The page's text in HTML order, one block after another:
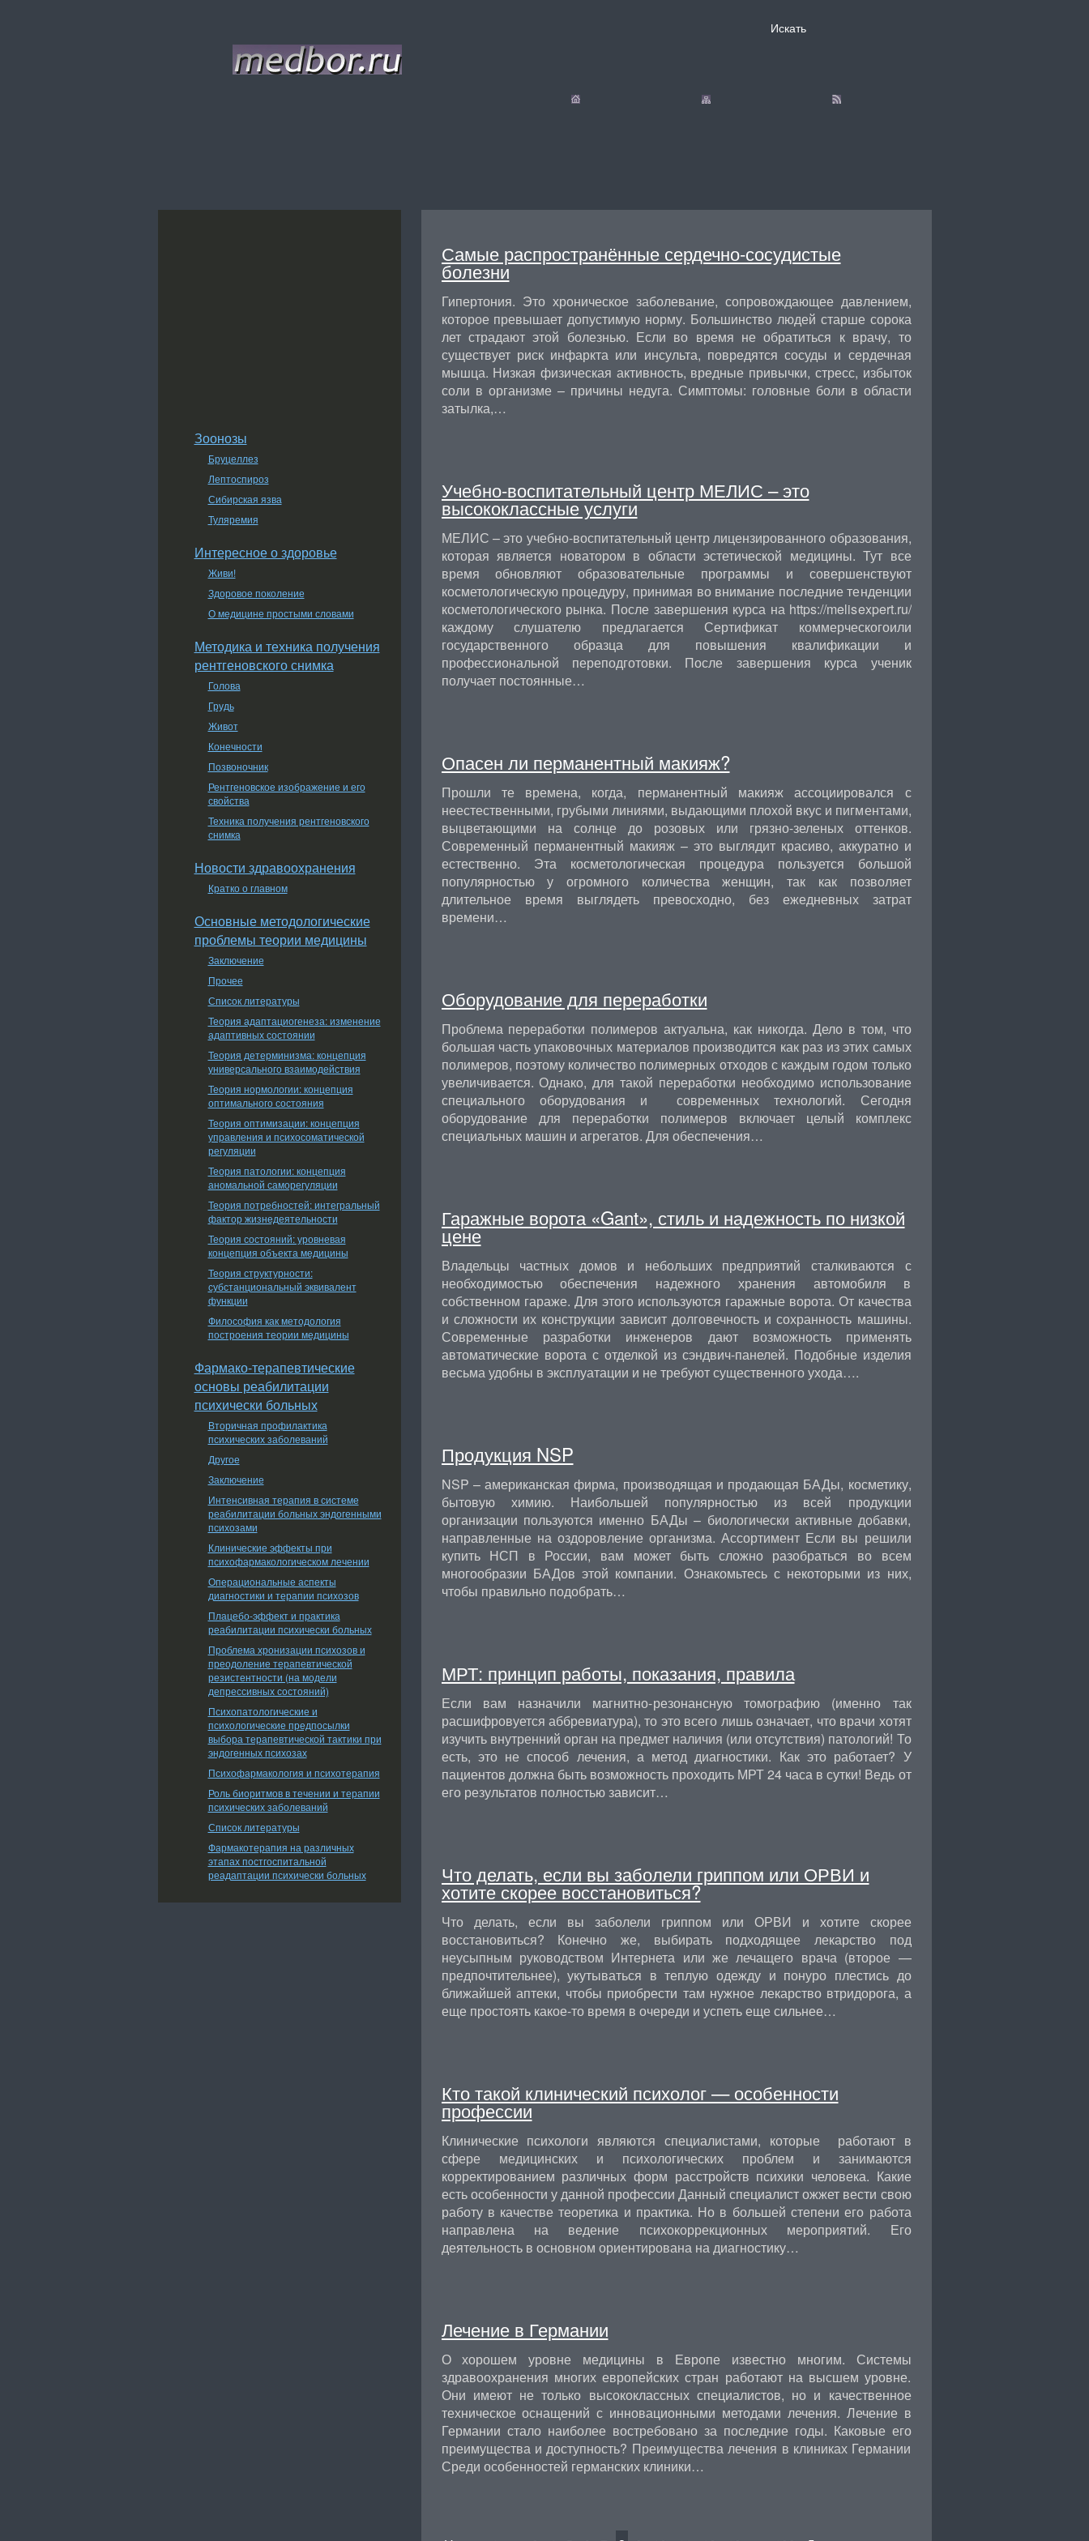
Самые распространённые сердечно-сосудистые
болезни
Гипертония. Это хроническое заболевание, сопровождающее давлением,
которое превышает допустимую норму. Большинство людей старше сорока
лет страдают этой болезнью. Если во время не обратиться к врачу, то
существует риск инфаркта или инсульта, повредятся сосуды и сердечная
мышца. Низкая физическая активность, вредные привычки, стресс, избыток
соли в организме – причины недуга. Симптомы: головные боли в области
затылка,…
Учебно-воспитательный центр МЕЛИС – это
высококлассные услуги
МЕЛИС – это учебно-воспитательный центр лицензированного образования,
которая является новатором в области эстетической медицины. Тут все
время обновляют образовательные программы и совершенствуют
косметологическую процедуру, принимая во внимание последние тенденции
косметологического рынка. После завершения курса на https://melisexpert.ru/
каждому слушателю предлагается Сертификат коммерческогоили
государственного образца для повышения квалификации и
профессиональной переподготовки. После завершения курса ученик
получает постоянные…
Опасен ли перманентный макияж?
Прошли те времена, когда, перманентный макияж ассоциировался с
неестественными, грубыми линиями, выдающими плохой вкус и пигментами,
выцветающими на солнце до розовых или грязно-зеленых оттенков.
Современный перманентный макияж – это выглядит красиво, аккуратно и
естественно. Эта косметологическая процедура пользуется большой
популярностью у огромного количества женщин, так как позволяет
длительное время выглядеть превосходно, без ежедневных затрат
времени…
Оборудование для переработки
Проблема переработки полимеров актуальна, как никогда. Дело в том, что
большая часть упаковочных материалов производится как раз из этих самых
полимеров, поэтому количество полимерных отходов с каждым годом только
увеличивается. Однако, для такой переработки необходимо использование
специального оборудования и современных технологий. Сегодня
оборудование для переработки полимеров включает целый комплекс
специальных машин и агрегатов. Для обеспечения…
Гаражные ворота «Gant», стиль и надежность по низкой
цене
Владельцы частных домов и небольших предприятий сталкиваются с
необходимостью обеспечения надежного хранения автомобиля в
собственном гараже. Для этого используются гаражные ворота. От качества
и сложности их конструкции зависит долговечность и сохранность машины.
Современные разработки инженеров дают возможность применять
автоматические ворота с отделкой из сэндвич-панелей. Подобные изделия
весьма удобны в эксплуатации и не требуют существенного ухода….
Продукция NSP
NSP – американская фирма, производящая и продающая БАДы, косметику,
бытовую химию. Наибольшей популярностью из всей продукции
организации пользуются именно БАДы – биологически активные добавки,
направленные на оздоровление организма. Ассортимент Если вы решили
купить НСП в России, вам может быть сложно разобраться во всем
многообразии БАДов этой компании. Ознакомьтесь с некоторыми из них,
чтобы правильно подобрать…
МРТ: принцип работы, показания, правила
Если вам назначили магнитно-резонансную томографию (именно так
расшифровуется аббревиатура), то это всего лишь означает, что врачи хотят
изучить внутренний орган на предмет наличия (или отсутствия) патологий! То
есть, это не способ лечения, а метод диагностики. Как это работает? У
пациентов должна быть возможность проходить МРТ 24 часа в сутки! Ведь от
его результатов полностью зависит…
Что делать, если вы заболели гриппом или ОРВИ и
хотите скорее восстановиться?
Что делать, если вы заболели гриппом или ОРВИ и хотите скорее
восстановиться? Конечно же, выбирать подходящее лекарство под
неусыпным руководством Интернета или же лечащего врача (второе —
предпочтительнее), укутываться в теплую одежду и понуро плестись до
ближайшей аптеки, чтобы приобрести там нужное лекарство втридорога, а
еще простоять какое-то время в очереди и успеть еще сильнее…
Кто такой клинический психолог — особенности
профессии
Клинические психологи являются специалистами, которые работают в
сфере медицинских и психологических проблем и занимаются
корректированием различных форм расстройств психики человека. Какие
есть особенности у данной профессии Данный специалист ожжет вести свою
работу в качестве теоретика и практика. Но в большей степени его работа
направлена на ведение психокоррекционных мероприятий. Его
деятельность в основном ориентирована на диагностику…
Лечение в Германии
О хорошем уровне медицины в Европе известно многим. Системы
здравоохранения многих европейских стран работают на высшем уровне.
Они имеют не только высококлассных специалистов, но и качественное
техническое оснащений с инновационными методами лечения. Лечение в
Германии стало наиболее востребовано за последние годы. Каковые его
преимущества и доступность? Преимущества лечения в клиниках Германии
Среди особенностей германских клиники…
Зоонозы
Бруцеллез
Лептоспироз
Сибирская язва
Туляремия
Интересное о здоровье
Живи!
Здоровое поколение
О медицине простыми словами
Методика и техника получения
рентгеновского снимка
Голова
Грудь
Живот
Конечности
Позвоночник
Рентгеновское изображение и его
свойства
Техника получения рентгеновского
снимка
Новости здравоохранения
Кратко о главном
Основные методологические
проблемы теории медицины
Заключение
Прочее
Список литературы
Теория адаптациогенеза: изменение
адаптивных состоянии
Теория детерминизма: концепция
универсального взаимодействия
Теория нормологии: концепция
оптимального состояния
Теория оптимизации: концепция
управления и психосоматической
регуляции
Теория патологии: концепция
аномальной саморегуляции
Теория потребностей: интегральный
фактор жизнедеятельности
Теория состояний: уровневая
концепция объекта медицины
Теория структурности:
субстанциональный эквивалент
функции
Философия как методология
построения теории медицины
Фармако-терапевтические
основы реабилитации
психически больных
Вторичная профилактика
психических заболеваний
Другое
Заключение
Интенсивная терапия в системе
реабилитации больных эндогенными
психозами
Клинические эффекты при
психофармакологическом лечении
Операциональные аспекты
диагностики и терапии психозов
Плацебо-эффект и практика
реабилитации психически больных
Проблема хронизации психозов и
преодоление терапевтической
резистентности (на модели
депрессивных состояний)
Психопатологические и
психологические предпосылки
выбора терапевтической тактики при
эндогенных психозах
Психофармакология и психотерапия
Роль биоритмов в течении и терапии
психических заболеваний
Список литературы
Фармакотерапия на различных
этапах постгоспитальной
реадаптации психически больных